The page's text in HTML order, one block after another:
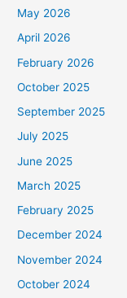
May 2026
April 2026
February 2026
October 2025
September 2025
July 2025
June 2025
March 2025
February 2025
December 2024
November 2024
October 2024